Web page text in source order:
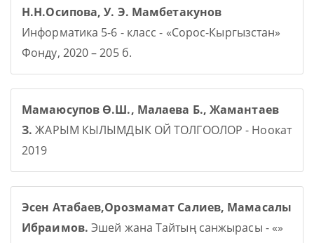
Н.Н.Осипова, У. Э. Мамбетакунов
Информатика 5-6 - класс - «Сорос-Кыргызстан»
Фонду, 2020 – 205 б.
Мамаюсупов Ө.Ш., Малаева Б., Жамантаев
З. ЖАРЫМ КЫЛЫМДЫК ОЙ ТОЛГООЛОР - Ноокат
2019
Эсен Атабаев,Орозмамат Салиев, Мамасалы
Ибраимов. Эшей жана Тайтың санжырасы - «»